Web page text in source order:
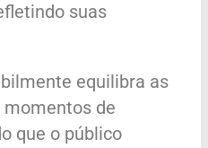
suas
equilibra as
de
que o público